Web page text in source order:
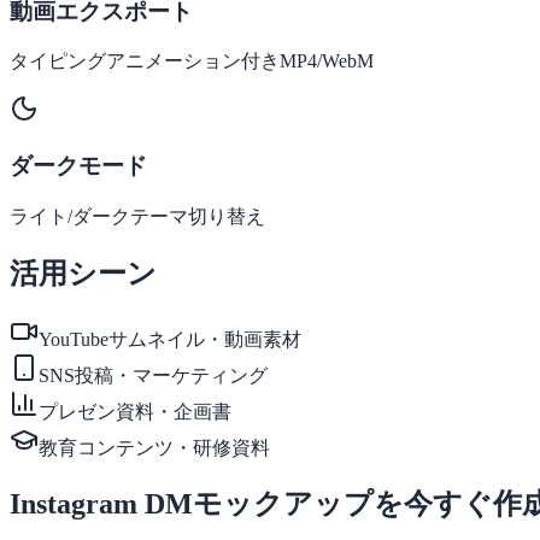
動画エクスポート
タイピングアニメーション付きMP4/WebM
ダークモード
ライト/ダークテーマ切り替え
活用シーン
YouTubeサムネイル・動画素材
SNS投稿・マーケティング
プレゼン資料・企画書
教育コンテンツ・研修資料
Instagram DMモックアップを今すぐ作